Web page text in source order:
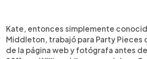
Kate, entonces simplemente
Middleton, trabajó para Party Pieces
de la página web y fotógrafa antes